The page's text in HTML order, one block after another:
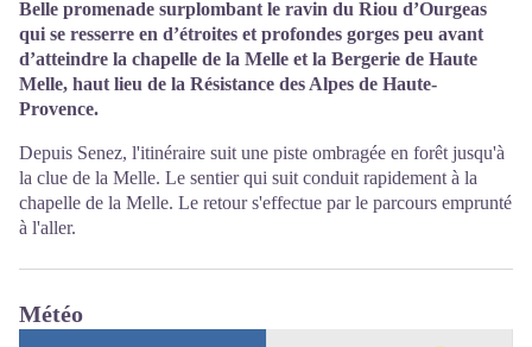
Belle promenade surplombant le ravin du Riou d’Ourgeas
qui se resserre en d’étroites et profondes gorges peu avant
d’atteindre la chapelle de la Melle et la Bergerie de Haute
Melle, haut lieu de la Résistance des Alpes de Haute-
Provence.
Depuis Senez, l'itinéraire suit une piste ombragée en forêt jusqu'à
la clue de la Melle. Le sentier qui suit conduit rapidement à la
chapelle de la Melle. Le retour s'effectue par le parcours emprunté
à l'aller.
Météo